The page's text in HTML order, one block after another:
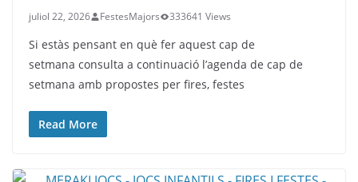
juliol 22, 2026 FestesMajors 333641 Views
Si estàs pensant en què fer aquest cap de
setmana consulta a continuació l’agenda de cap de
setmana amb propostes per fires, festes
Read More